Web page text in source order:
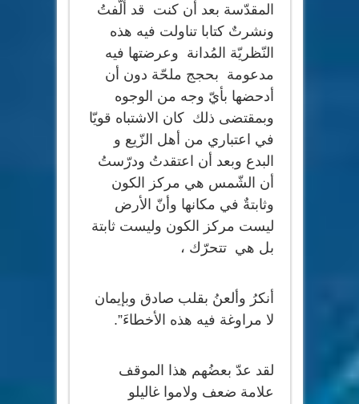
المقدّسة بعد أن كنت قد ألّفتُ
ونشرتٌ كتابا تناولت فيه هذه
النّظريّة المُدانة وعرضتها فيه
مدعومة بحجج ملحّة دون أن
أدحضها بأيّ وجه من الوجوه
وبمقتضى ذلك كان الاشتباه قويّا
في اعتباري من أهل الزّيع و
البدع وبعد أن اعتقدتُ ودرّستُ
أن الشّمس هي مركز الكون
وثابتةٌ في مكانها وأنّ الأرض
ليست مركز الكون وليست ثابتة
بل هي تتحرّك ،
أنكرُ وألعنُ بقلب صادق وبإيمان
لا مراوغة فيه هذه الأخطاءَ”.
لقد عدّ بعضُهم هذا الموقف
علامة ضعف ولاموا غاليلو